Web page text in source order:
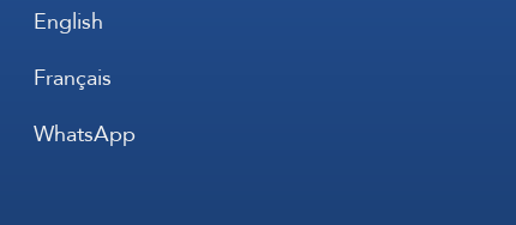
English
Français
WhatsApp